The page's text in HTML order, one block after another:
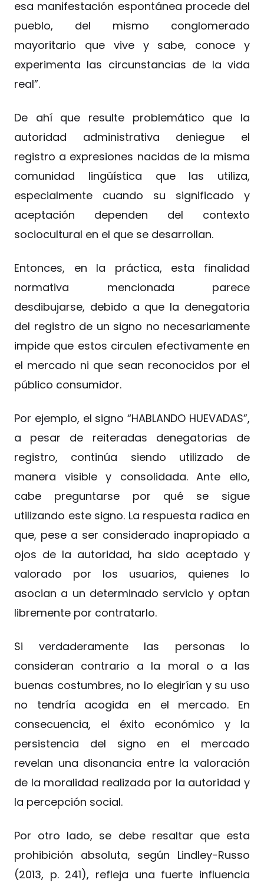
esa manifestación espontánea procede del
pueblo, del mismo conglomerado
mayoritario que vive y sabe, conoce y
experimenta las circunstancias de la vida
real”.
De ahí que resulte problemático que la
autoridad administrativa deniegue el
registro a expresiones nacidas de la misma
comunidad lingüística que las utiliza,
especialmente cuando su significado y
aceptación dependen del contexto
sociocultural en el que se desarrollan.
Entonces, en la práctica, esta finalidad
normativa mencionada parece
desdibujarse, debido a que la denegatoria
del registro de un signo no necesariamente
impide que estos circulen efectivamente en
el mercado ni que sean reconocidos por el
público consumidor.
Por ejemplo, el signo “HABLANDO HUEVADAS”,
a pesar de reiteradas denegatorias de
registro, continúa siendo utilizado de
manera visible y consolidada. Ante ello,
cabe preguntarse por qué se sigue
utilizando este signo. La respuesta radica en
que, pese a ser considerado inapropiado a
ojos de la autoridad, ha sido aceptado y
valorado por los usuarios, quienes lo
asocian a un determinado servicio y optan
libremente por contratarlo.
Si verdaderamente las personas lo
consideran contrario a la moral o a las
buenas costumbres, no lo elegirían y su uso
no tendría acogida en el mercado. En
consecuencia, el éxito económico y la
persistencia del signo en el mercado
revelan una disonancia entre la valoración
de la moralidad realizada por la autoridad y
la percepción social.
Por otro lado, se debe resaltar que esta
prohibición absoluta, según Lindley-Russo
(2013, p. 241), refleja una fuerte influencia